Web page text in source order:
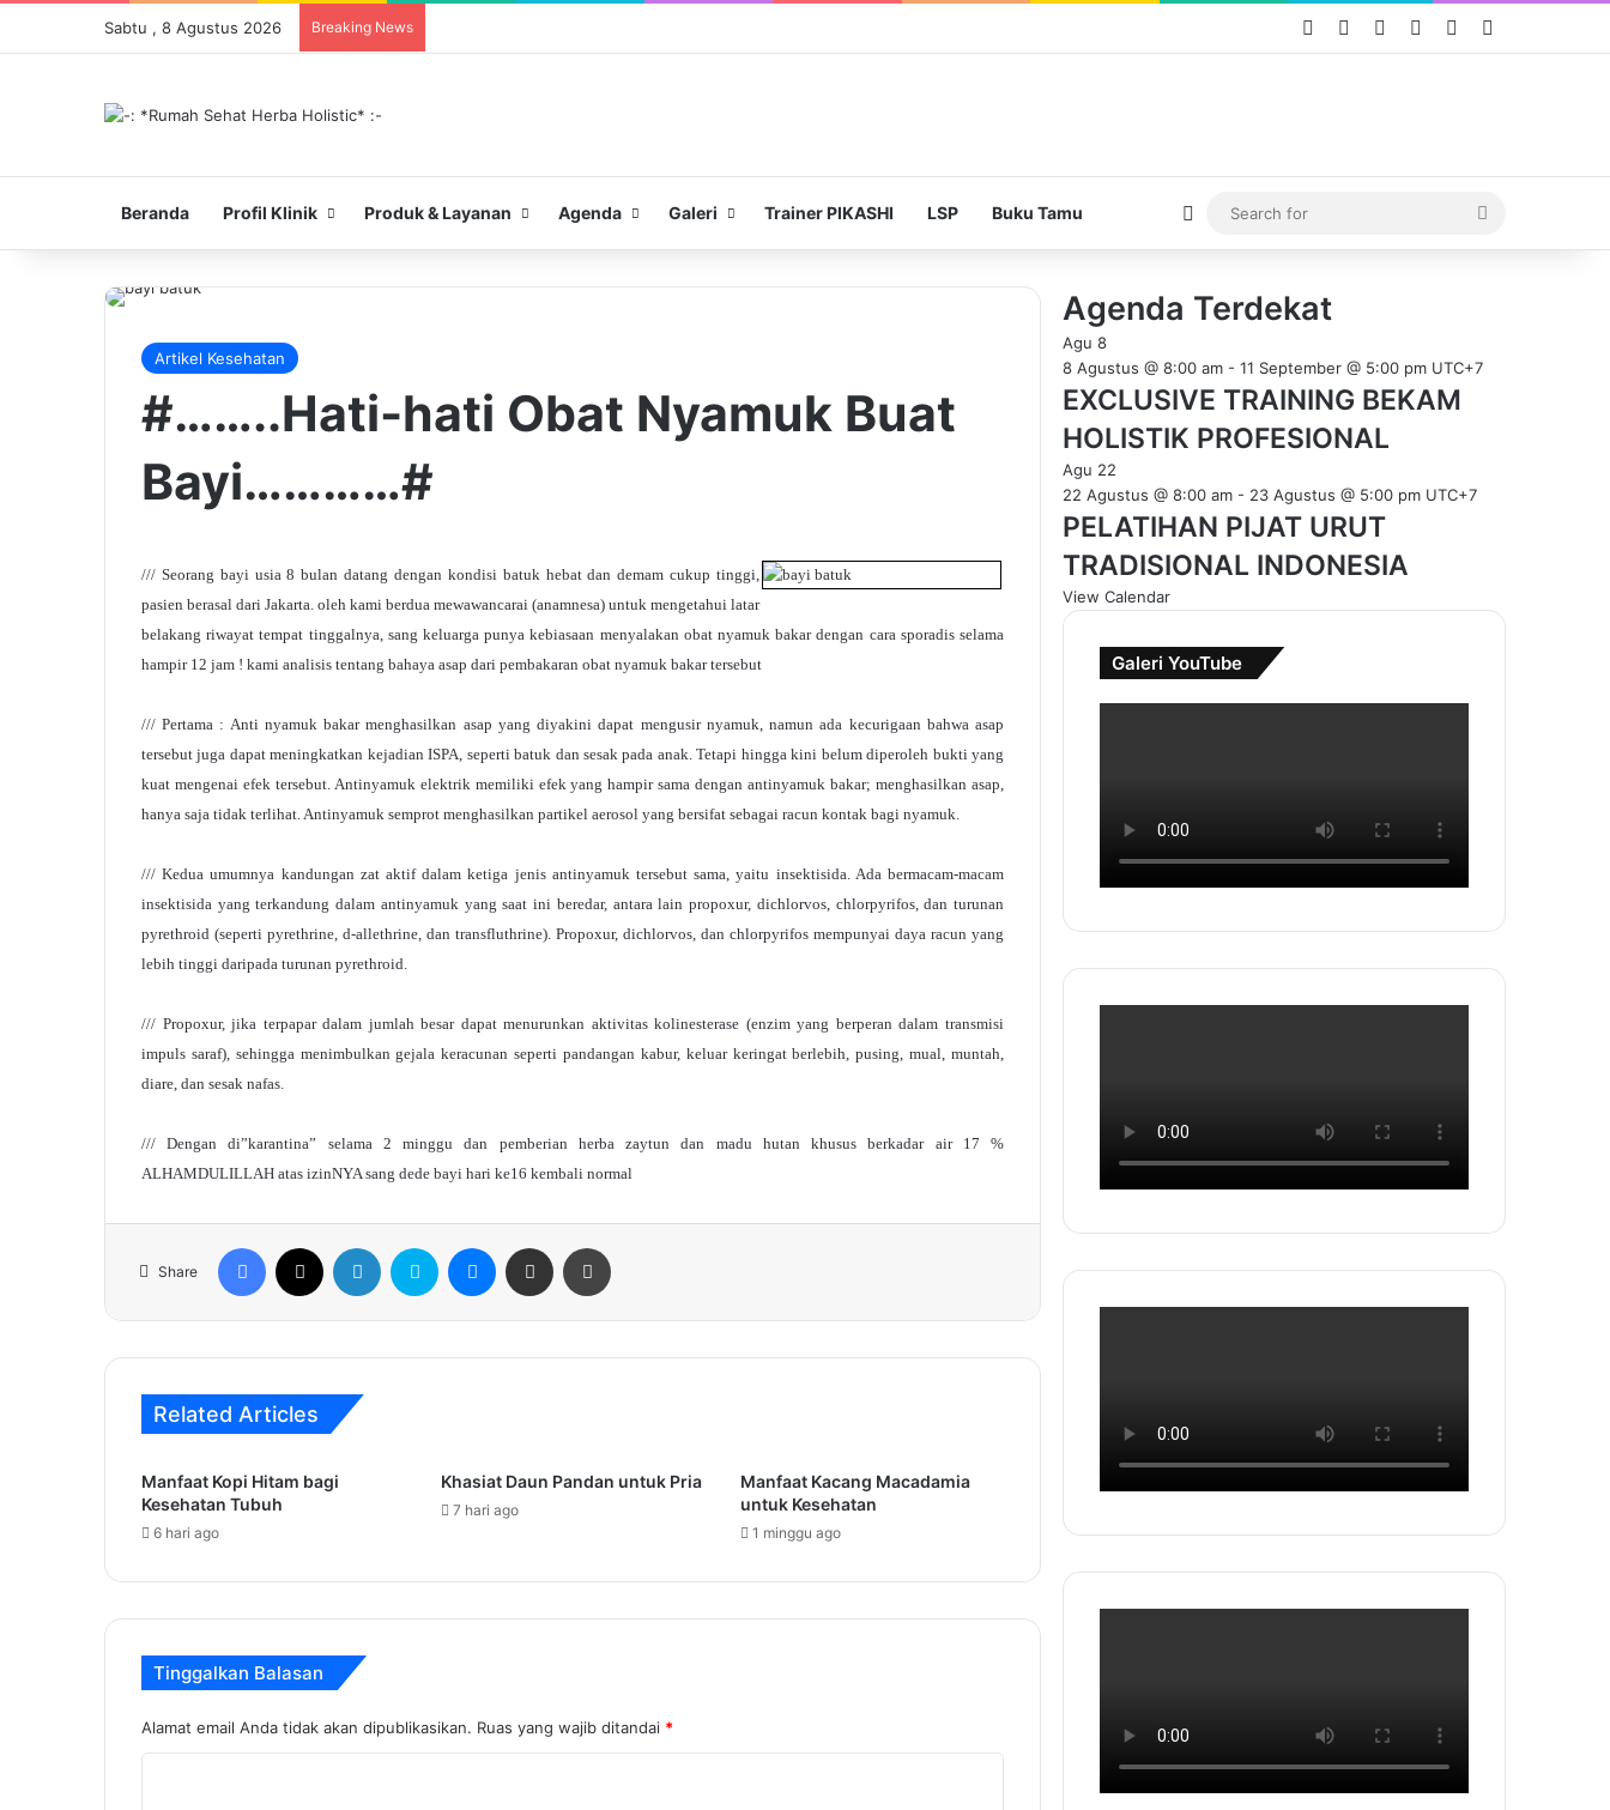
Sabtu , 8 Agustus 2026 Breaking News Facebook YouTubeInstagram
TikTok
Beranda Profil Klinik Produk & Layanan Agenda Galeri Trainer PIKASHI LSP Buku Tamu Switch skin
Search
for
Artikel Kesehatan
#……..Hati-hati Obat Nyamuk Buat
Bayi…………#
/// Seorang bayi usia 8 bulan datang dengan kondisi batuk hebat dan demam cukup tinggi,
pasien berasal dari Jakarta. oleh kami berdua mewawancarai (anamnesa) untuk mengetahui latar
belakang riwayat tempat tinggalnya, sang keluarga punya kebiasaan menyalakan obat nyamuk bakar dengan cara sporadis selama
hampir 12 jam ! kami analisis tentang bahaya asap dari pembakaran obat nyamuk bakar tersebut
/// Pertama : Anti nyamuk bakar menghasilkan asap yang diyakini dapat mengusir nyamuk, namun ada kecurigaan bahwa asap
tersebut juga dapat meningkatkan kejadian ISPA, seperti batuk dan sesak pada anak. Tetapi hingga kini belum diperoleh bukti yang
kuat mengenai efek tersebut. Antinyamuk elektrik memiliki efek yang hampir sama dengan antinyamuk bakar; menghasilkan asap,
hanya saja tidak terlihat. Antinyamuk semprot menghasilkan partikel aerosol yang bersifat sebagai racun kontak bagi nyamuk.
/// Kedua umumnya kandungan zat aktif dalam ketiga jenis antinyamuk tersebut sama, yaitu insektisida. Ada bermacam-macam
insektisida yang terkandung dalam antinyamuk yang saat ini beredar, antara lain propoxur, dichlorvos, chlorpyrifos, dan turunan
pyrethroid (seperti pyrethrine, d-allethrine, dan transfluthrine). Propoxur, dichlorvos, dan chlorpyrifos mempunyai daya racun yang
lebih tinggi daripada turunan pyrethroid.
/// Propoxur, jika terpapar dalam jumlah besar dapat menurunkan aktivitas kolinesterase (enzim yang berperan dalam transmisi
impuls saraf), sehingga menimbulkan gejala keracunan seperti pandangan kabur, keluar keringat berlebih, pusing, mual, muntah,
diare, dan sesak nafas.
/// Dengan di”karantina” selama 2 minggu dan pemberian herba zaytun dan madu hutan khusus berkadar air 17 %
ALHAMDULILLAH atas izinNYA sang dede bayi hari ke16 kembali normal
Share
Facebook LinkedIn Skype Messenger
Share via Email
Related Articles
Manfaat Kopi Hitam bagi
Kesehatan Tubuh
6 hari ago
Khasiat Daun Pandan untuk Pria
7 hari ago
Manfaat Kacang Macadamia
untuk Kesehatan
1 minggu ago
Tinggalkan Balasan
Alamat email Anda tidak akan dipublikasikan. Ruas yang wajib ditandai *
Agenda Terdekat
Agu8
8 Agustus @ 8:00 am -11 September @ 5:00 pm UTC+7
EXCLUSIVE TRAINING BEKAM
HOLISTIK PROFESIONAL
Agu 22
22 Agustus @ 8:00 am - 23 Agustus @ 5:00 pm UTC+7
PELATIHAN PIJAT URUT
TRADISIONAL INDONESIA
View Calendar
Galeri YouTube